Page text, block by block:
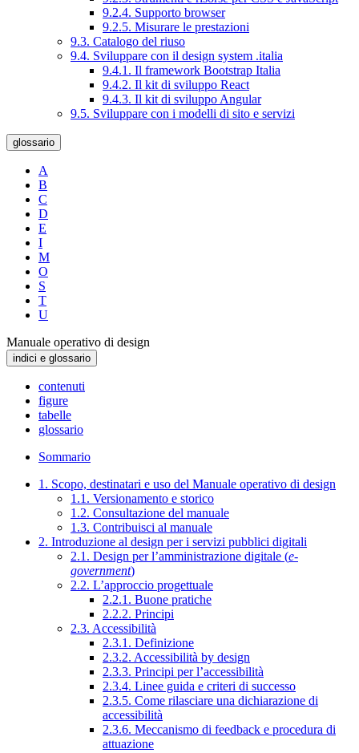
9.2.4. Supporto browser
9.2.5. Misurare le prestazioni
9.3. Catalogo del riuso
9.4. Sviluppare con il design system .italia
9.4.1. Il framework Bootstrap Italia
9.4.2. Il kit di sviluppo React
9.4.3. Il kit di sviluppo Angular
9.5. Sviluppare con i modelli di sito e servizi
glossario
A
B
C
D
E
I
M
O
S
T
U
Manuale operativo di design
indici e glossario
contenuti
figure
tabelle
glossario
Sommario
1. Scopo, destinatari e uso del Manuale operativo di design
1.1. Versionamento e storico
1.2. Consultazione del manuale
1.3. Contribuisci al manuale
2. Introduzione al design per i servizi pubblici digitali
2.1. Design per l’amministrazione digitale (e-
government)
2.2. L’approccio progettuale
2.2.1. Buone pratiche
2.2.2. Principi
2.3. Accessibilità
2.3.1. Definizione
2.3.2. Accessibilità by design
2.3.3. Principi per l’accessibilità
2.3.4. Linee guida e criteri di successo
2.3.5. Come rilasciare una dichiarazione di
accessibilità
2.3.6. Meccanismo di feedback e procedura di
attuazione